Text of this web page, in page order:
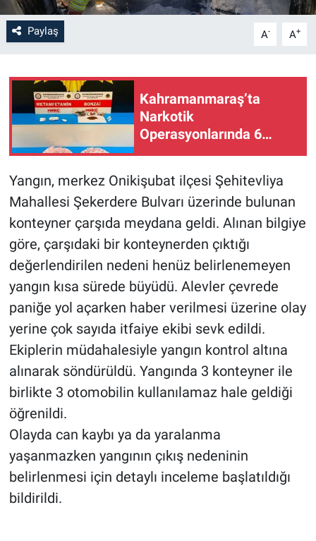
Paylaş A- A+
Kahramanmaraş’ta
Narkotik
Operasyonlarında 6
Şüpheli Tutuklandı
Yangın, merkez Onikişubat ilçesi Şehitevliya
Mahallesi Şekerdere Bulvarı üzerinde bulunan
konteyner çarşıda meydana geldi. Alınan bilgiye
göre, çarşıdaki bir konteynerden çıktığı
değerlendirilen nedeni henüz belirlenemeyen
yangın kısa sürede büyüdü. Alevler çevrede
paniğe yol açarken haber verilmesi üzerine olay
yerine çok sayıda itfaiye ekibi sevk edildi.
Ekiplerin müdahalesiyle yangın kontrol altına
alınarak söndürüldü. Yangında 3 konteyner ile
birlikte 3 otomobilin kullanılamaz hale geldiği
öğrenildi.
Olayda can kaybı ya da yaralanma
yaşanmazken yangının çıkış nedeninin
belirlenmesi için detaylı inceleme başlatıldığı
bildirildi.
MAGAZİN
ÇEVRE